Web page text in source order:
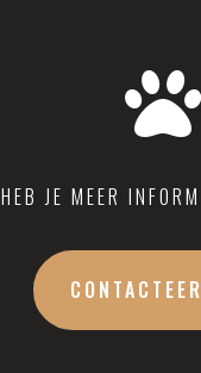

HEB JE MEER